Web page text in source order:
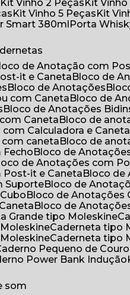
Kit Vinho 2 Peças Kit
Kit Vinho 5 Peças Kit
Smart 380ml Porta
Bloco de Anotação com
it e Caneta
Bloco de
Bloco de Anotações
com Caneta
Bloco de
Bloco de Anotações
Caneta
Bloco de
com Calculadora e Caneta
com caneta
Bloco de
Fecho
Bloco de
de Anotações com
Post-it e Caneta
Bloco
Suporte
Bloco de
Bloco de
Bloco de
Grande tipo Moleskine
Moleskine Caderneta tipo
Moleskine
Caderneta tipo
Caderno Pequeno de
Power Bank Indução
som